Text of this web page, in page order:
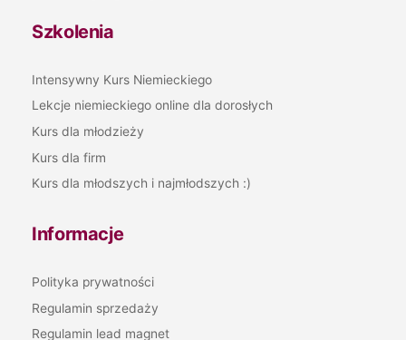
Szkolenia
Intensywny Kurs Niemieckiego
Lekcje niemieckiego online dla dorosłych
Kurs dla młodzieży
Kurs dla firm
Kurs dla młodszych i najmłodszych :)
Informacje
Polityka prywatności
Regulamin sprzedaży
Regulamin lead magnet